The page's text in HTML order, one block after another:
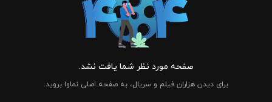
صفحه مورد نظر شما یافت نشد.
برای دیدن هزاران فیلم و سریال، به صفحه اصلی نماوا بروید.